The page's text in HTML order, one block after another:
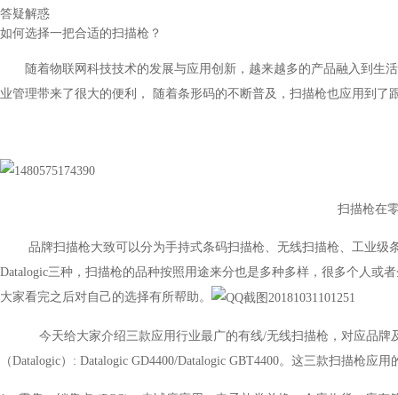
答疑解惑
如何选择一把合适的扫描枪？
随着物联网科技技术的发展与应用创新，越来越多的产品融入到生
业管理带来了很大的便利，
随着条形码的不断普及，扫描枪也应用到
扫描枪在零售行业中
品牌扫描枪大致可以分为手持式条码扫描枪、无线扫描枪、工业级
Datalogic三种，扫描枪的品种按照用途来分也是多种多样，很多个人或
大家看完之后对自己的选择有所帮助。
今天给大家介绍三款应用行业最广的有线/无线扫描枪，对应品牌
（Datalogic）: Datalogic GD4400/Datalogic GBT4400。这三款扫描枪应